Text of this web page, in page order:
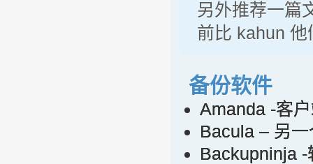
另外推荐一篇
前比 kahun
备份软件
Amanda -客
Bacula – 另
Backupninja -